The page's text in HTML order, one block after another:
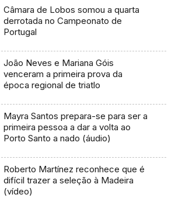
Câmara de Lobos somou a quarta
derrotada no Campeonato de
Portugal
João Neves e Mariana Góis
venceram a primeira prova da
época regional de triatlo
Mayra Santos prepara-se para ser a
primeira pessoa a dar a volta ao
Porto Santo a nado (áudio)
Roberto Martínez reconhece que é
difícil trazer a seleção à Madeira
(vídeo)